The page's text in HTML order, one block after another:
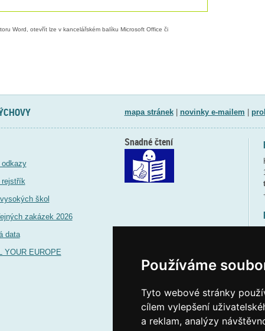
Používáme
Tyto webové stránky
cílem vylepšení
a reklam, analýzy
Word, otevřít lze v kancelářském balíku Microsoft Office či
mapa stránek| novinky e-mailem
odkazy
škol
zakázek 2026
data
YOUR EUROPE
Snadné čtení